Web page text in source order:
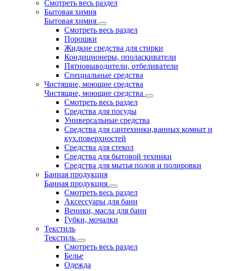
Смотреть весь раздел
Бытовая химия
Бытовая химия
Смотреть весь раздел
Порошки
Жидкие средства для стирки
Кондиционеры, ополаскиватели
Пятновыводители, отбеливатели
Специальные средства
Чистящие, моющие средства
Чистящие, моющие средства
Смотреть весь раздел
Средства для посуды
Универсальные средства
Средства для сантехники,ванных комнат и
кух.поверхностей
Средства для стекол
Средства для бытовой техники
Средства для мытья полов и полировки
Банная продукция
Банная продукция
Смотреть весь раздел
Аксессуары для бани
Веники, масла для бани
Губки, мочалки
Текстиль
Текстиль
Смотреть весь раздел
Белье
Одежда